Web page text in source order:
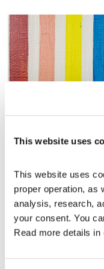
This website uses
This website uses
proper operation, as
analysis, research,
your consent. You
Read more details in
בוקר, עם מוזיקה